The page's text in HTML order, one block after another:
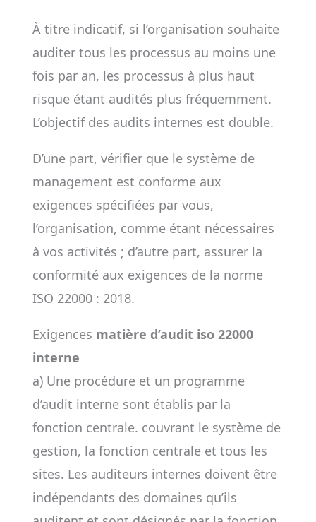
À titre indicatif, si l’organisation souhaite
auditer tous les processus au moins une
fois par an, les processus à plus haut
risque étant audités plus fréquemment.
L’objectif des audits internes est double.
D’une part, vérifier que le système de
management est conforme aux
exigences spécifiées par vous,
l’organisation, comme étant nécessaires
à vos activités ; d’autre part, assurer la
conformité aux exigences de la norme
ISO 22000 : 2018.
Exigences matière d’audit iso 22000
interne
a) Une procédure et un programme
d’audit interne sont établis par la
fonction centrale. couvrant le système de
gestion, la fonction centrale et tous les
sites. Les auditeurs internes doivent être
indépendants des domaines qu’ils